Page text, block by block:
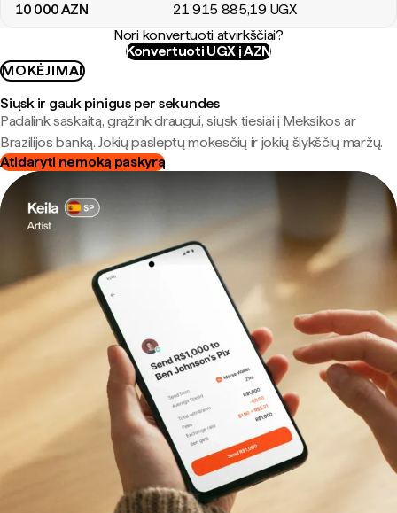
10 000AZN 21 915 885,19 UGX
Nori konvertuoti atvirkščiai?
Konvertuoti UGX į AZN
MOKĖJIMAI
Siųsk ir gauk pinigus per sekundes
Padalink sąskaitą, grąžink draugui, siųsk tiesiai į Meksikos ar
Brazilijos banką. Jokių paslėptų mokesčių ir jokių šlykščių maržų.
Atidaryti nemoką paskyrą